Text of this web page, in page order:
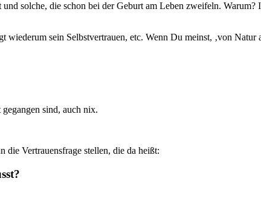
solche, die schon bei der Geburt am Leben zweifeln.
sein Selbstvertrauen, etc. Wenn Du meinst, ‚von Natur
sind, auch nix.
Vertrauensfrage stellen, die da heißt: